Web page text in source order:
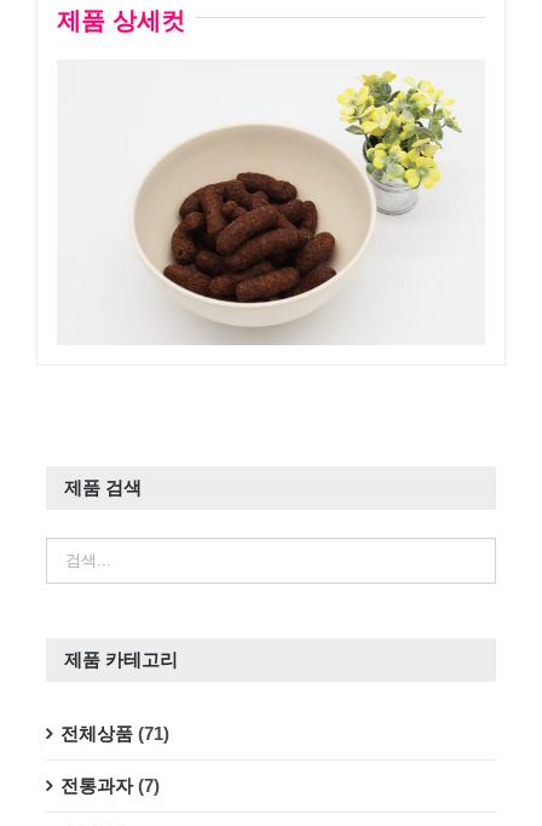
제품 상세컷
제품 검색
제품 카테고리
전체상품 (71)
전통과자 (7)